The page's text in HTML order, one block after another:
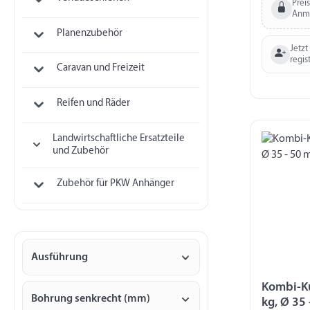
Planenzubehör
Caravan und Freizeit
Reifen und Räder
Landwirtschaftliche Ersatzteile
und Zubehör
Zubehör für PKW Anhänger
Ausführung
Bohrung senkrecht (mm)
Bohrung
Jetzt
Kombi-
kg, Ø 35